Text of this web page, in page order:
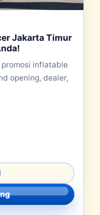
Jakarta Timur
inflatable
opening, dealer,
saat ini